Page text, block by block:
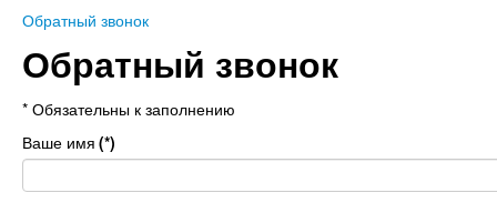
Обратный звонок
Обратный звонок
* Обязательны к заполнению
Ваше имя (*)